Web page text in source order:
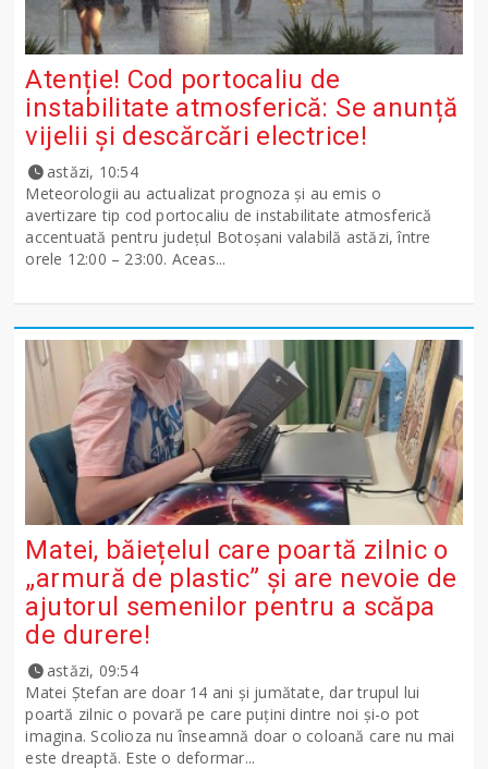
Atenție! Cod portocaliu de
instabilitate atmosferică: Se anunță
vijelii și descărcări electrice!
astăzi, 10:54
Meteorologii au actualizat prognoza și au emis o
avertizare tip cod portocaliu de instabilitate atmosferică
accentuată pentru județul Botoșani valabilă astăzi, între
orele 12:00 – 23:00. Aceas...
Matei, băiețelul care poartă zilnic o
„armură de plastic” și are nevoie de
ajutorul semenilor pentru a scăpa
de durere!
astăzi, 09:54
Matei Ștefan are doar 14 ani și jumătate, dar trupul lui
poartă zilnic o povară pe care puțini dintre noi și-o pot
imagina. Scolioza nu înseamnă doar o coloană care nu mai
este dreaptă. Este o deformar...